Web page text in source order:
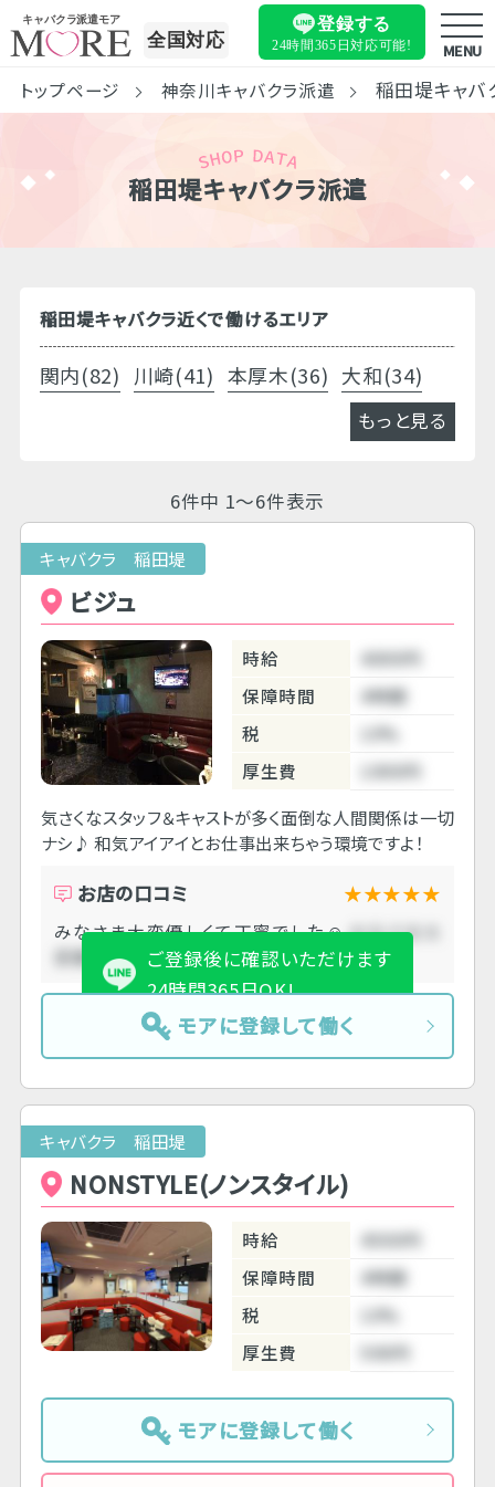
キャバクラ派遣モア
全国対応
登録する
24時間365日対応可能! MENU
トップページ 神奈川キャバクラ派遣 稲田堤キャバ
稲田堤キャバクラ派遣
稲田堤キャバクラ近くで働けるエリア
関内(82) 川崎(41) 本厚木(36) 大和(34)
もっと見る
6件中 1～6件表示
キャバクラ 稲田堤
ビジュ
時給
4000円
保障時間
4時間
税
10%
厚生費
1000円
気さくなスタッフ＆キャストが多く面倒な人間関係は一切
ナシ♪ 和気アイアイとお仕事出来ちゃう環境ですよ！
お店の口コミ ★★★★★
みなさま大変優しくて丁寧でした☺️みなさま大
変優しくて丁寧でした☺️
ご登録後に確認いただけます
24時間365日OK!
モアに登録して働く
キャバクラ 稲田堤
NONSTYLE(ノンスタイル)
時給
4500円
保障時間
4時間
税
10%
厚生費
500円
モアに登録して働く